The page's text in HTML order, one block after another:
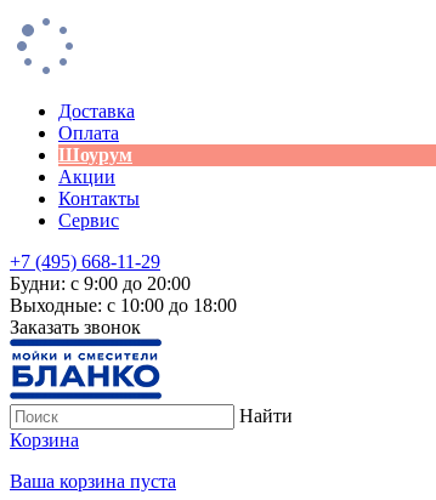
Доставка
Оплата
Шоурум
Акции
Контакты
Сервис
+7 (495) 668-11-29
Будни: с 9:00 до 20:00
Выходные: с 10:00 до 18:00
Заказать звонок
Найти
Корзина
Ваша корзина пуста